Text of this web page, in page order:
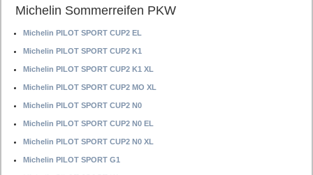
Michelin Sommerreifen PKW
Michelin PILOT SPORT CUP2 EL
Michelin PILOT SPORT CUP2 K1
Michelin PILOT SPORT CUP2 K1 XL
Michelin PILOT SPORT CUP2 MO XL
Michelin PILOT SPORT CUP2 N0
Michelin PILOT SPORT CUP2 N0 EL
Michelin PILOT SPORT CUP2 N0 XL
Michelin PILOT SPORT G1